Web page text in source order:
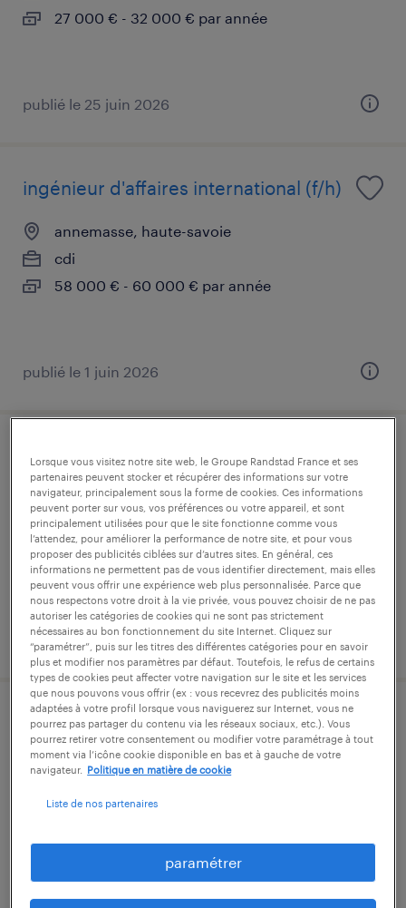
27 000 € - 32 000 € par année
publié le 25 juin 2026
ingénieur d'affaires international (f/h)
annemasse, haute-savoie
cdi
58 000 € - 60 000 € par année
publié le 1 juin 2026
chef de produit industriel junior (f/h)
ville-la-grand, haute-savoie
cdi
35 000 € - 40 000 € par année
publié le 3 juin 2026
opérateur régleur (f/h)
bons-en-chablais, haute-savoie
Lorsque vous visitez notre site web, le Groupe Randstad France et ses
partenaires peuvent stocker et récupérer des informations sur votre
navigateur, principalement sous la forme de cookies. Ces informations
peuvent porter sur vous, vos préférences ou votre appareil, et sont
principalement utilisées pour que le site fonctionne comme vous
l’attendez, pour améliorer la performance de notre site, et pour vous
proposer des publicités ciblées sur d’autres sites. En général, ces
informations ne permettent pas de vous identifier directement, mais elles
peuvent vous offrir une expérience web plus personnalisée. Parce que
nous respectons votre droit à la vie privée, vous pouvez choisir de ne pas
autoriser les catégories de cookies qui ne sont pas strictement
nécessaires au bon fonctionnement du site Internet. Cliquez sur
“paramétrer”, puis sur les titres des différentes catégories pour en savoir
plus et modifier nos paramètres par défaut. Toutefois, le refus de certains
types de cookies peut affecter votre navigation sur le site et les services
que nous pouvons vous offrir (ex : vous recevrez des publicités moins
adaptées à votre profil lorsque vous naviguerez sur Internet, vous ne
pourrez pas partager du contenu via les réseaux sociaux, etc.). Vous
pourrez retirer votre consentement ou modifier votre paramétrage à tout
moment via l’icône cookie disponible en bas et à gauche de votre
navigateur.
Politique en matière de cookie
Liste de nos partenaires
paramétrer